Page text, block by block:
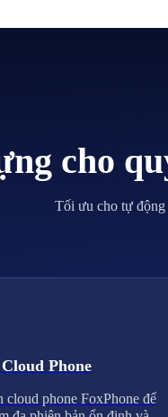
cho
Tối ưu cho tự động
Phone
cloud phone FoxPhone để